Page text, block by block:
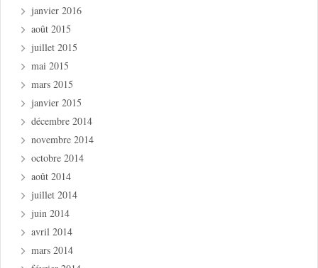
janvier 2016
août 2015
juillet 2015
mai 2015
mars 2015
janvier 2015
décembre 2014
novembre 2014
octobre 2014
août 2014
juillet 2014
juin 2014
avril 2014
mars 2014